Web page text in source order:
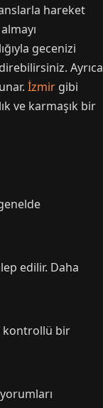
hareket
gecenizi
Ayrıca
İzmir gibi
ve karmaşık bir
edilir. Daha
kontrollü bir